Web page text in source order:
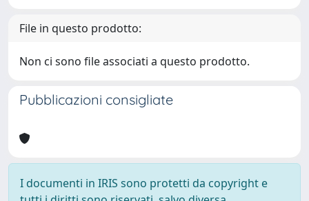
File in questo prodotto:
Non ci sono file associati a questo prodotto.
Pubblicazioni consigliate
I documenti in IRIS sono protetti da copyright e